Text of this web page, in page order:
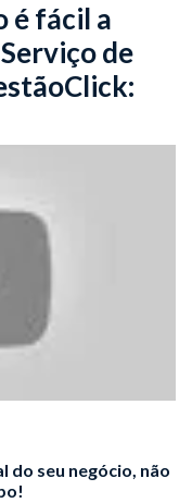
é fácil a
de
do seu negócio, não